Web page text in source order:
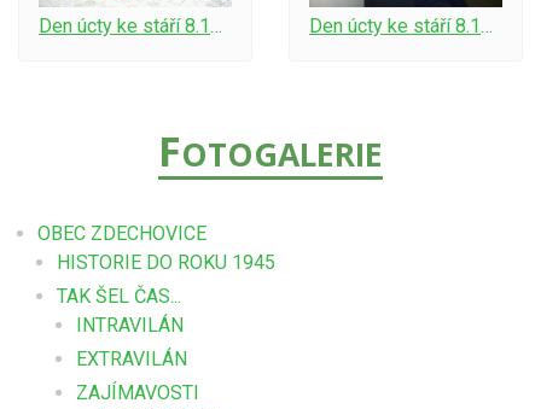
Den úcty ke stáří 8.12.2006-c6 Den úcty ke stáří 8.12.2006-c8
FOTOGALERIE
OBEC ZDECHOVICE
HISTORIE DO ROKU 1945
TAK ŠEL ČAS...
INTRAVILÁN
EXTRAVILÁN
ZAJÍMAVOSTI